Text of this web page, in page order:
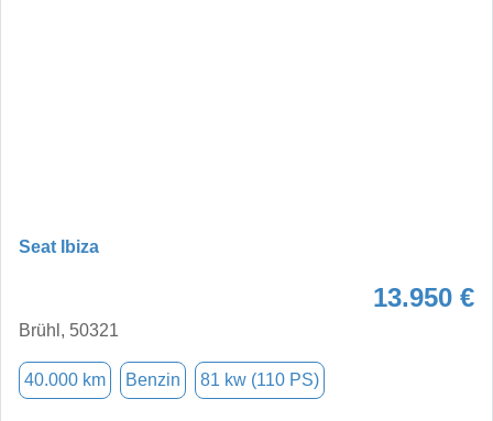
Seat Ibiza
13.950 €
Brühl, 50321
40.000 km Benzin 81 kw (110 PS)